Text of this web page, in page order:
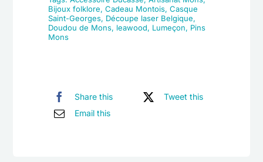
Bijoux folklore,Cadeau Montois,Casque
Saint-Georges, Découpe laser Belgique,
Doudou de Mons, leawood, Lumeçon, Pins
Mons
Share this
Tweet this
Email this